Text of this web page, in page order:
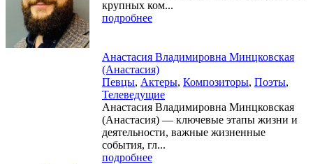
крупных ком...
подробнее
Анастасия Владимировна Минцковская
(Анастасия)
Певцы, Актеры, Композиторы, Поэты,
Телеведущие
Анастасия Владимировна Минцковская
(Анастасия) — ключевые этапы жизни и
деятельности, важные жизненные
события, гл...
подробнее